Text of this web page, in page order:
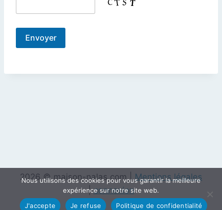
2026 © maison-nalas.com |Mentions légales
|connexion
Nous utilisons des cookies pour vous garantir la meilleure
expérience sur notre site web.
J'accepte
Je refuse Politique de confidentialité